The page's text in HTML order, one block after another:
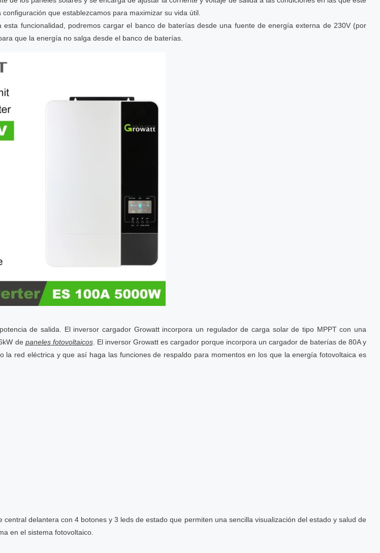
que establezcamos para maximizar su vida útil.
funcionalidad, podremos cargar el banco de baterías desde una fuente de energía externa de 230V (por
que la energía no salga desde el banco de baterías.
de salida. El inversor cargador Growatt incorpora un regulador de carga solar de tipo MPPT con una
de paneles fotovoltaicos. El inversor Growatt es cargador porque incorpora un cargador de baterías de 80A y
red eléctrica y que así haga las funciones de respaldo para momentos en los que la energía fotovoltaica es
delantera con 4 botones y 3 leds de estado que permiten una sencilla visualización del estado y salud de
en el sistema fotovoltaico.